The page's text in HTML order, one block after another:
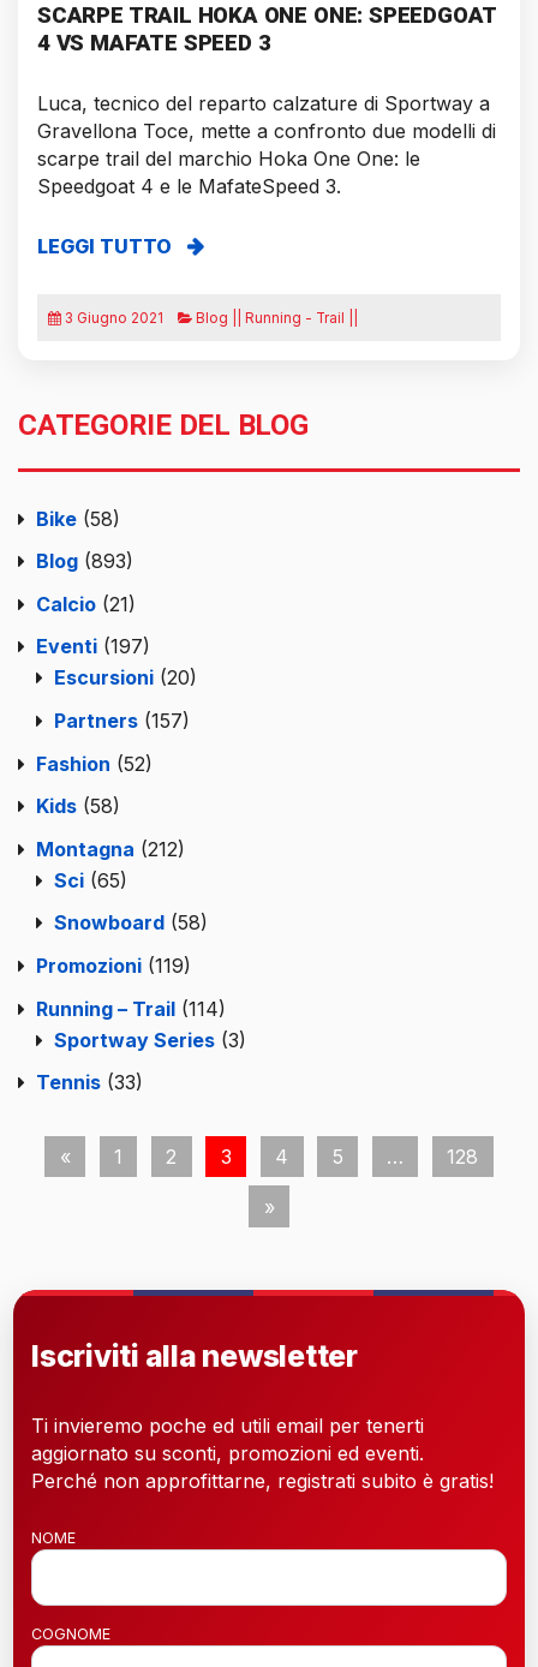
SCARPE TRAIL HOKA ONE ONE: SPEEDGOAT
4 VS MAFATE SPEED 3
Luca, tecnico del reparto calzature di Sportway a
Gravellona Toce, mette a confronto due modelli di
scarpe trail del marchio Hoka One One: le
Speedgoat 4 e le MafateSpeed 3.
LEGGI TUTTO
3 Giugno 2021 Blog || Running - Trail ||
CATEGORIE DEL BLOG
Bike (58)
Blog (893)
Calcio (21)
Eventi (197)
Escursioni (20)
Partners (157)
Fashion (52)
Kids (58)
Montagna (212)
Sci (65)
Snowboard (58)
Promozioni (119)
Running – Trail (114)
Sportway Series (3)
Tennis (33)
« 1 2 3 4 5 … 128
»
Iscriviti alla newsletter
Ti invieremo poche ed utili email per tenerti
aggiornato su sconti, promozioni ed eventi.
Perché non approfittarne, registrati subito è gratis!
NOME
COGNOME